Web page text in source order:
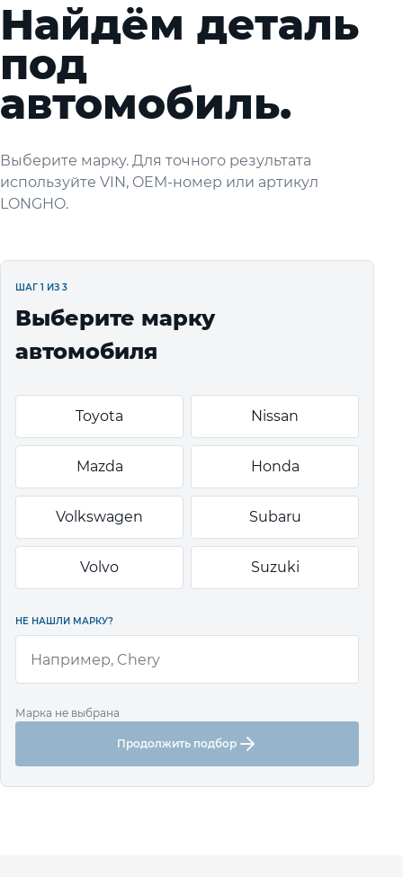
Найдём деталь
под
автомобиль.
Выберите марку. Для точного результата
используйте VIN, OEM-номер или артикул
LONGHO.
ШАГ 1 ИЗ 3
Выберите марку
автомобиля
Toyota Nissan
Mazda Honda
Volkswagen Subaru
Volvo Suzuki
НЕ НАШЛИ МАРКУ?
Марка не выбрана
Продолжить подбор